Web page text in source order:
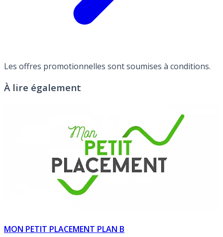
Les offres promotionnelles sont soumises à conditions.
À lire également
MON PETIT PLACEMENT PLAN B